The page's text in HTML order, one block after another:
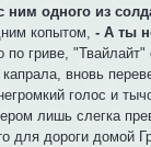
ним одного из
копытом,- А ты
по гриве,
вновь
голос и
лишь слегка
для дороги домой